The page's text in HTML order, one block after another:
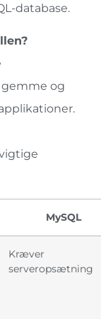
database.
og
MySQL
Kræver
serveropsætning